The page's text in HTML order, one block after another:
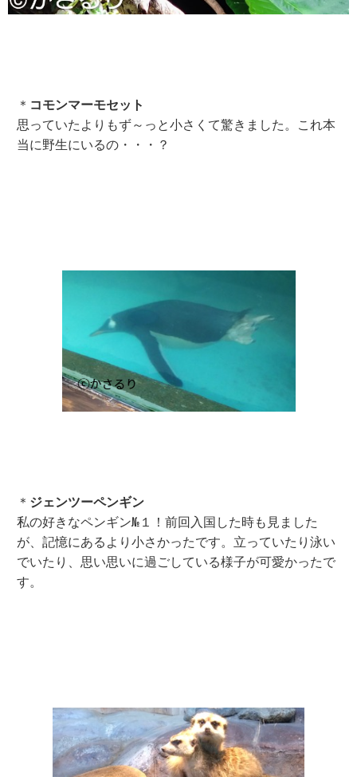
＊ コモンマーモセット
思っていたよりもず～っと小さくて驚きました。これ本
当に野生にいるの・・・？
＊ ジェンツーペンギン
私の好きなペンギン№１！前回入国した時も見ました
が、記憶にあるより小さかったです。立っていたり泳い
でいたり、思い思いに過ごしている様子が可愛かったで
す。